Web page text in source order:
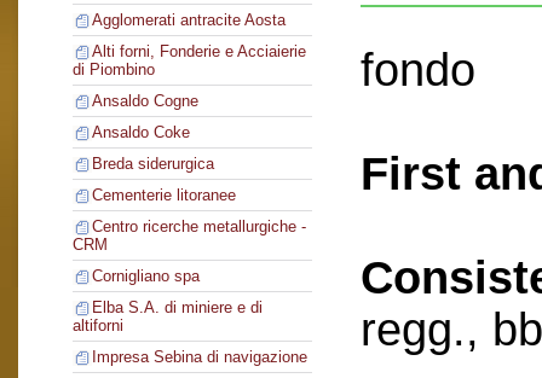
Agglomerati antracite Aosta
Alti forni, Fonderie e Acciaierie
di Piombino
Ansaldo Cogne
Ansaldo Coke
Breda siderurgica
Cementerie litoranee
Centro ricerche metallurgiche -
CRM
Cornigliano spa
Elba S.A. di miniere e di
altiforni
Impresa Sebina di navigazione
fondo
First
regg.,